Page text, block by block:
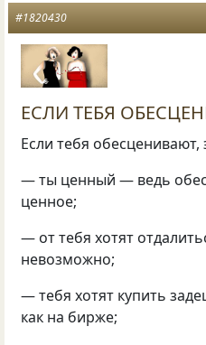
#1820430
ЕСЛИ ТЕБЯ
Если тебя обесценивают,
— ты ценный — ведь
ценное;
— от тебя хотят
невозможно;
— тебя хотят купить
как на бирже;